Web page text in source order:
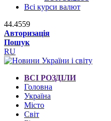
Всі курси валют
44.4559
Авторизація
Пошук
RU
ВСІ РОЗДІЛИ
Головна
Україна
Місто
Світ